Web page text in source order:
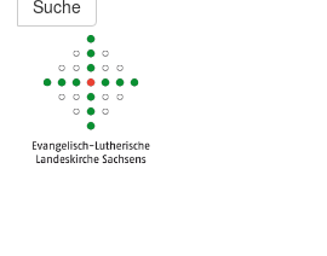
Suche